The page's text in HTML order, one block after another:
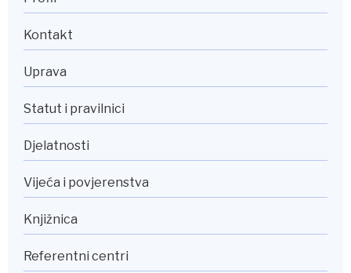
Kontakt
Uprava
Statut i pravilnici
Djelatnosti
Vijeća i povjerenstva
Knjižnica
Referentni centri